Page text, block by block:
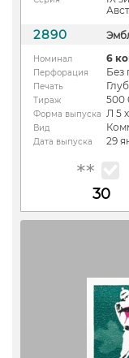
2890
Номинал 6
Перфорация Без
Печать
Тираж 500
Форма выпуска Л 5
Вид
Дата выпуска 29
30